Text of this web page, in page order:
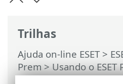
Trilhas
Ajuda on-line ESET>
Prem>Usando o ESET
>ESET PROTECT On-